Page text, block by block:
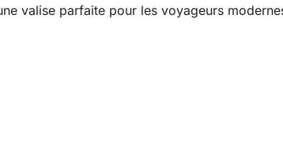
valise parfaite pour les voyageurs